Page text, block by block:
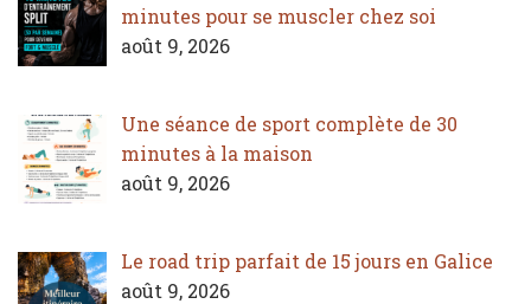
minutes pour se muscler chez soi
août 9, 2026
Une séance de sport complète de 30
minutes à la maison
août 9, 2026
Le road trip parfait de 15 jours en Galice
août 9, 2026